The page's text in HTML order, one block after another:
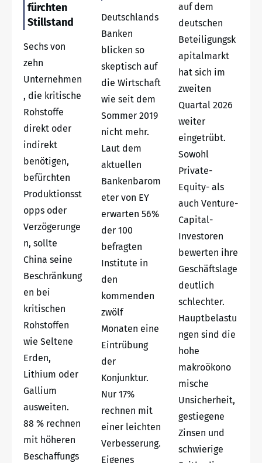
fürchten
Stillstand
Sechs von
zehn
Unternehmen
, die kritische
Rohstoffe
direkt oder
indirekt
benötigen,
befürchten
Produktionsst
opps oder
Verzögerunge
n, sollte
China seine
Beschränkung
en bei
kritischen
Rohstoffen
wie Seltene
Erden,
Lithium oder
Gallium
ausweiten.
88 % rechnen
mit höheren
Beschaffungs
Deutschlands
Banken
blicken so
skeptisch auf
die Wirtschaft
wie seit dem
Sommer 2019
nicht mehr.
Laut dem
aktuellen
Bankenbarom
eter von EY
erwarten 56%
der 100
befragten
Institute in
den
kommenden
zwölf
Monaten eine
Eintrübung
der
Konjunktur.
Nur 17%
rechnen mit
einer leichten
Verbesserung.
Eigenes
auf dem
deutschen
Beteiligungsk
apitalmarkt
hat sich im
zweiten
Quartal 2026
weiter
eingetrübt.
Sowohl
Private-
Equity- als
auch Venture-
Capital-
Investoren
bewerten ihre
Geschäftslage
deutlich
schlechter.
Hauptbelastu
ngen sind die
hohe
makroökono
mische
Unsicherheit,
gestiegene
Zinsen und
schwierige